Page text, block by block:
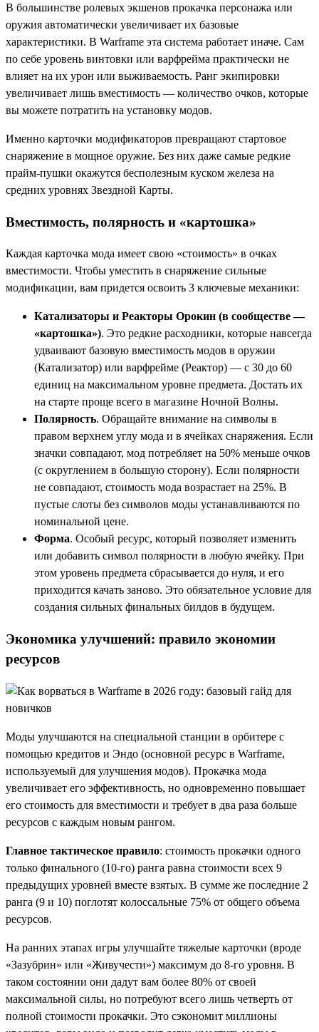
В большинстве ролевых экшенов прокачка персонажа или
оружия автоматически увеличивает их базовые
характеристики. В Warframe эта система работает иначе. Сам
по себе уровень винтовки или варфрейма практически не
влияет на их урон или выживаемость. Ранг экипировки
увеличивает лишь вместимость — количество очков, которые
вы можете потратить на установку модов.
Именно карточки модификаторов превращают стартовое
снаряжение в мощное оружие. Без них даже самые редкие
прайм-пушки окажутся бесполезным куском железа на
средних уровнях Звездной Карты.
Вместимость, полярность и «картошка»
Каждая карточка мода имеет свою «стоимость» в очках
вместимости. Чтобы уместить в снаряжение сильные
модификации, вам придется освоить 3 ключевые механики:
Катализаторы и Реакторы Орокин (в сообществе —
«картошка»). Это редкие расходники, которые навсегда
удваивают базовую вместимость модов в оружии
(Катализатор) или варфрейме (Реактор) — с 30 до 60
единиц на максимальном уровне предмета. Достать их
на старте проще всего в магазине Ночной Волны.
Полярность. Обращайте внимание на символы в
правом верхнем углу мода и в ячейках снаряжения. Если
значки совпадают, мод потребляет на 50% меньше очков
(с округлением в большую сторону). Если полярности
не совпадают, стоимость мода возрастает на 25%. В
пустые слоты без символов моды устанавливаются по
номинальной цене.
Форма. Особый ресурс, который позволяет изменить
или добавить символ полярности в любую ячейку. При
этом уровень предмета сбрасывается до нуля, и его
приходится качать заново. Это обязательное условие для
создания сильных финальных билдов в будущем.
Экономика улучшений: правило экономии
ресурсов
Моды улучшаются на специальной станции в орбитере с
помощью кредитов и Эндо (основной ресурс в Warframe,
используемый для улучшения модов). Прокачка мода
увеличивает его эффективность, но одновременно повышает
его стоимость для вместимости и требует в два раза больше
ресурсов с каждым новым рангом.
Главное тактическое правило: стоимость прокачки одного
только финального (10-го) ранга равна стоимости всех 9
предыдущих уровней вместе взятых. В сумме же последние 2
ранга (9 и 10) поглотят колоссальные 75% от общего объема
ресурсов.
На ранних этапах игры улучшайте тяжелые карточки (вроде
«Зазубрин» или «Живучести») максимум до 8-го уровня. В
таком состоянии они дадут вам более 80% от своей
максимальной силы, но потребуют всего лишь четверть от
полной стоимости прокачки. Это сэкономит миллионы